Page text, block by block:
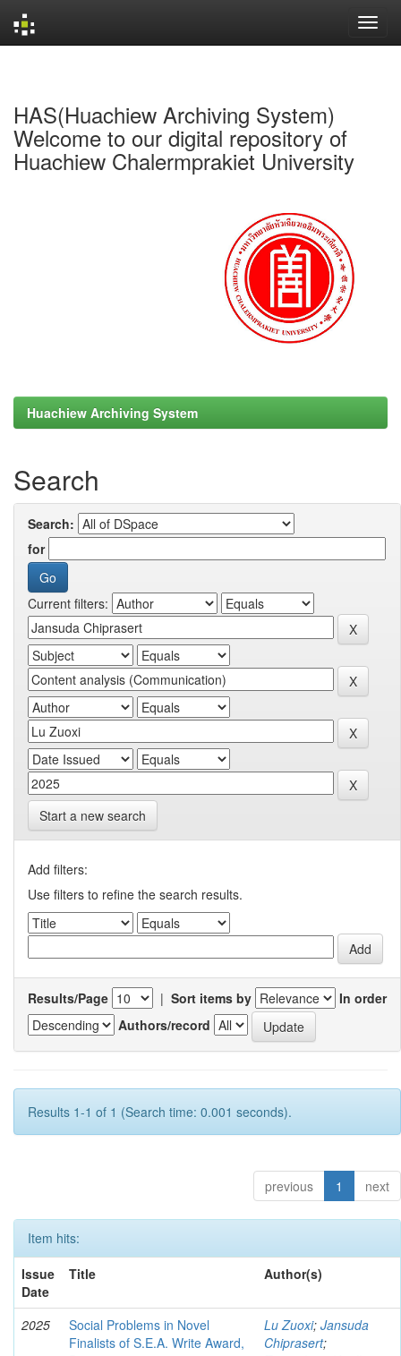
HAS(Huachiew Archiving System)
Welcome to our digital repository of
Huachiew Chalermprakiet University
Huachiew Archiving System
Search
Search:
for
Current filters:
Start a new search
Add filters:
Use filters to refine the search results.
Results/Page | Sort items by
In order
Authors/record
Results 1-1 of 1 (Search time: 0.001 seconds).
previous 1 next
Item hits:
Issue
Date
Title Author(s)
2025
Social Problems in Novel
Finalists of S.E.A. Write Award,
Lu Zuoxi; Jansuda
Chiprasert;